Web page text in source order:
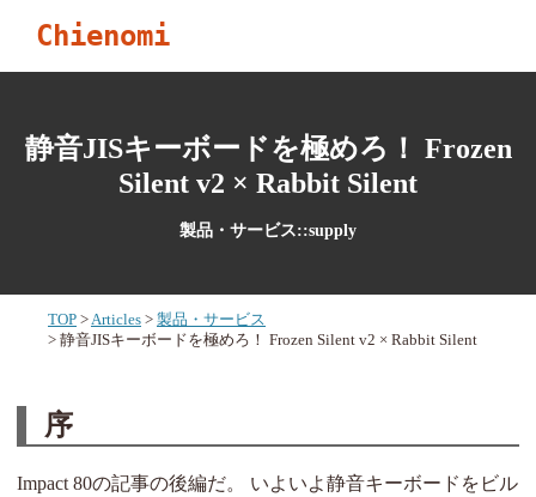
Chienomi
静音JISキーボードを極めろ！ Frozen
Silent v2 × Rabbit Silent
製品・サービス::supply
TOP Articles
製品・サービス
静音JISキーボードを極めろ！ Frozen Silent v2 × Rabbit Silent
序
Impact 80の記事の後編だ。 いよいよ静音キーボードをビル